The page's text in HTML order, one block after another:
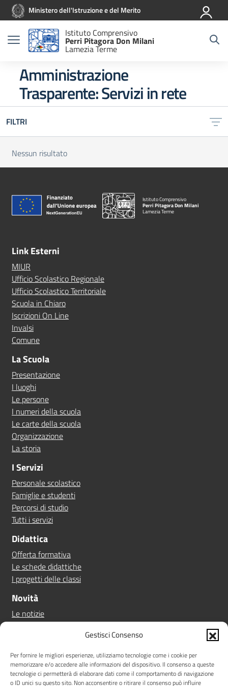
Gestisci Consenso
Per fornire le migliori esperienze, utilizziamo tecnologie come i cookie per
memorizzare e/o accedere alle informazioni del dispositivo. Il consenso a queste
tecnologie ci permetterà di elaborare dati come il comportamento di navigazione
o ID unici su questo sito. Non acconsentire o ritirare il consenso può influire
Vai ai contenuti
Vai al menu di navigazione
Vai al footerMinistero dell'Istruzione e del Merito
Istituto Comprensivo
Perri Pitagora Don Milani
Lamezia Terme
Amministrazione
Trasparente:Servizi in rete
FILTRI
Nessun risultato
Istituto Comprensivo
Perri Pitagora Don Milani
Lamezia Terme
Link Esterni
MIUR
Ufficio Scolastico Regionale
Ufficio Scolastico Territoriale
Scuola in Chiaro
Iscrizioni On Line
Invalsi
Comune
La Scuola
Presentazione
I luoghi
Le persone
I numeri della scuola
Le carte della scuola
Organizzazione
La storia
I Servizi
Personale scolastico
Famiglie e studenti
Percorsi di studio
Tutti i servizi
Didattica
Offerta formativa
Le schede didattiche
I progetti delle classi
Novità
Le notizie
Le circolari
Albo online
Pn 21/27
Ptof